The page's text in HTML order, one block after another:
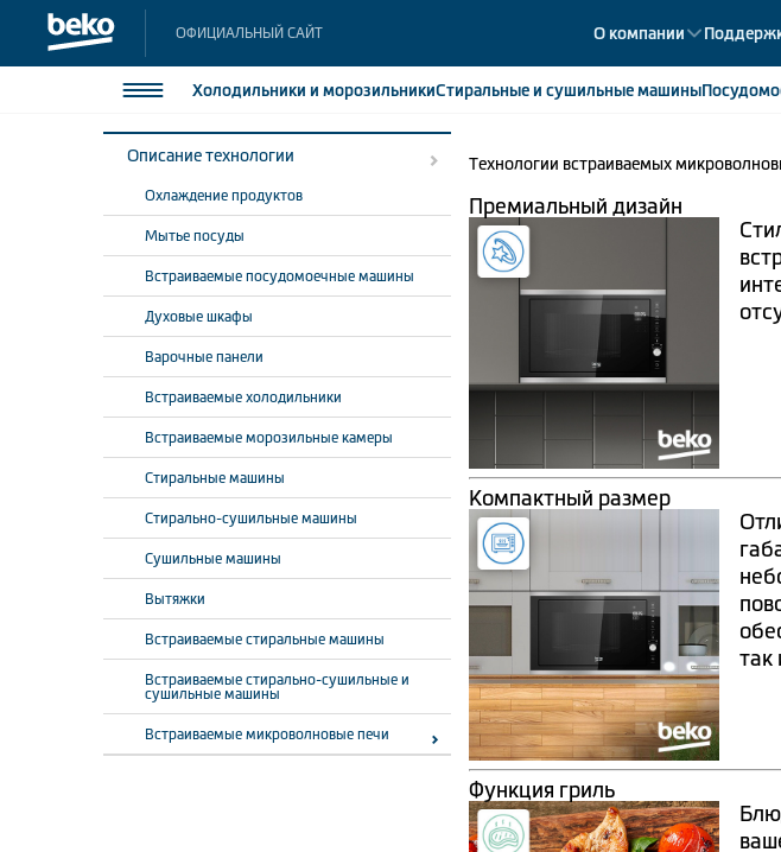
ОФИЦИАЛЬНЫЙ САЙТ О компании
Холодильники и морозильникиСтиральные и сушильные машины
Стиральные и сушильные машины
Посудомоечные машины
Плиты
Климатическая техника
Холодильники358
Морозильные камеры43
Морозильные лари
Встраиваемые холодильники
Встраиваемые морозильные камеры
Tехнологии Встраиваемые микроволновые печи
Описание технологии
Охлаждение продуктов
Мытье посуды
Встраиваемые посудомоечные машины
Духовые шкафы
Варочные панели
Встраиваемые холодильники
Встраиваемые морозильные камеры
Стиральные машины
Стирально-сушильные машины
Сушильные машины
Вытяжки
Встраиваемые стиральные машины
Встраиваемые стирально-сушильные и
сушильные машины
Встраиваемые микроволновые печи
Технологии встраиваемых
Премиальный дизайн
Компактный размер
так
Функция гриль